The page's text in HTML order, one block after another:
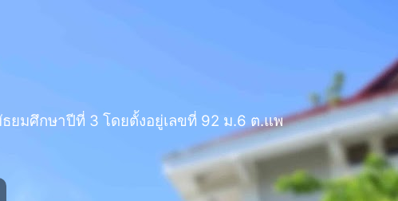
ยมศึกษาปีที่ 3 โดยตั้งอยู่เลขที่ 92 ม.6 ต.แพ